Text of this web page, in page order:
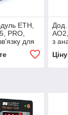
ETH,
PRO,
для
Дод.
з